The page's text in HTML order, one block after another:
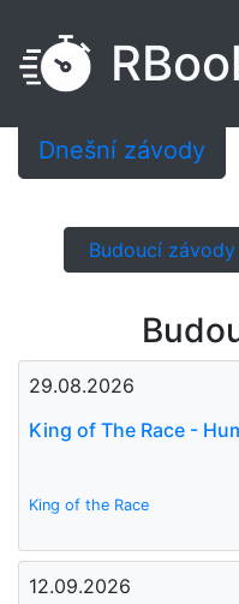
Dnešní závody
Budoucí závody
29.08.2026
King of The Race -
King of the Race
12.09.2026